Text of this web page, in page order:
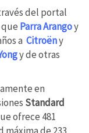
del portal
Parra Arangoy
a Citroëny
y de otras
en
Standard
ofrece 481
de 233